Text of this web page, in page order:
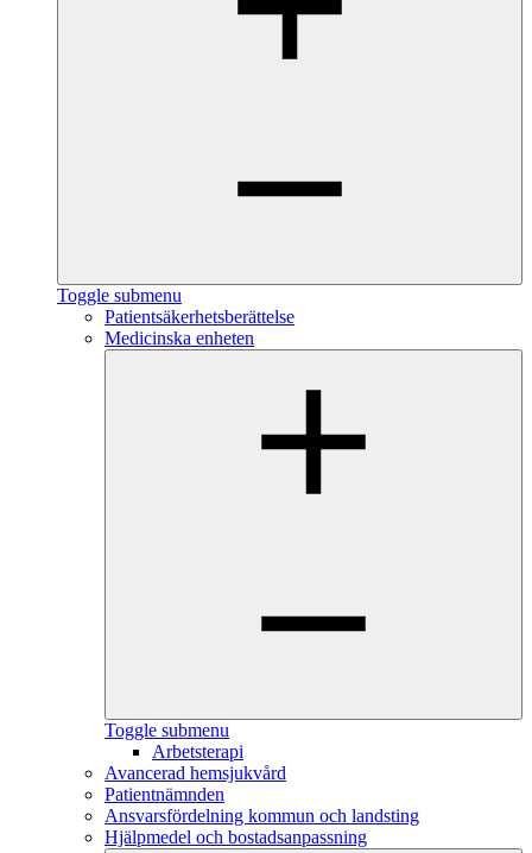
Toggle submenu
Patientsäkerhetsberättelse
Medicinska enheten
Toggle submenu
Arbetsterapi
Avancerad hemsjukvård
Patientnämnden
Ansvarsfördelning kommun och landsting
Hjälpmedel och bostadsanpassning